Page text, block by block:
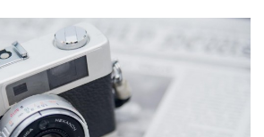
ご利用の流れ
お客様の声
よくあるご質問